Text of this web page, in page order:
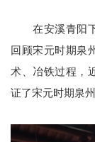
在安溪青阳
回顾宋元时期泉
术、冶铁过程，
证了宋元时期泉